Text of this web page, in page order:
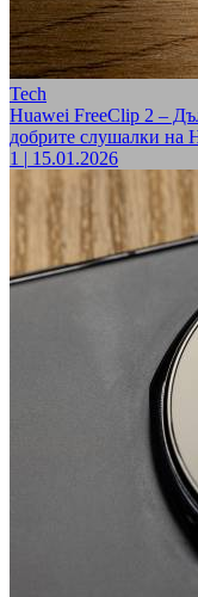
Tech
Huawei FreeClip 2 –
добрите слушалки
1 | 15.01.2026